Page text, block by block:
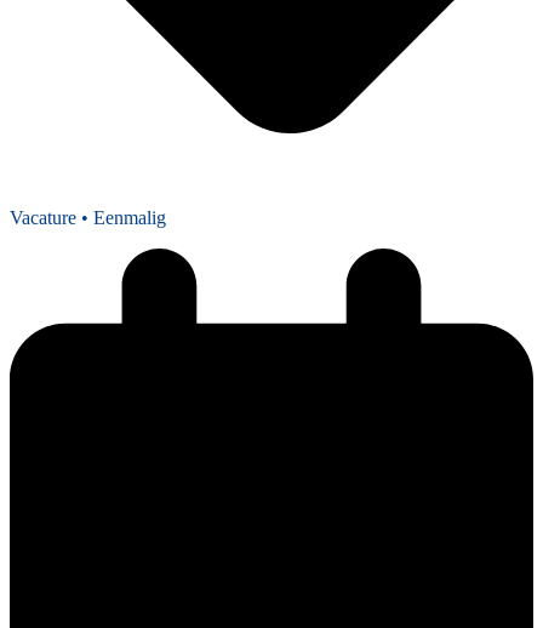
Vacature • Eenmalig